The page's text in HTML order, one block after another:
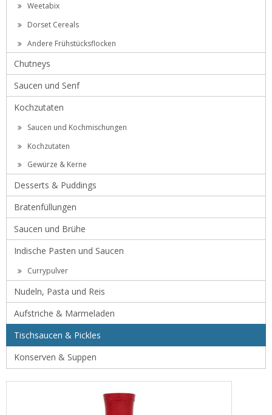
Weetabix
Dorset Cereals
Andere Frühstücksflocken
Chutneys
Saucen und Senf
Kochzutaten
Saucen und Kochmischungen
Kochzutaten
Gewürze & Kerne
Desserts & Puddings
Bratenfüllungen
Saucen und Brühe
Indische Pasten und Saucen
Currypulver
Nudeln, Pasta und Reis
Aufstriche & Marmeladen
Tischsaucen & Pickles
Konserven & Suppen